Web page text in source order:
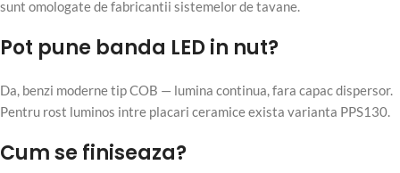
sunt omologate de fabricantii sistemelor de tavane.
Pot pune banda LED in nut?
Da, benzi moderne tip COB — lumina continua, fara capac dispersor.
Pentru rost luminos intre placari ceramice exista varianta PPS130.
Cum se finiseaza?